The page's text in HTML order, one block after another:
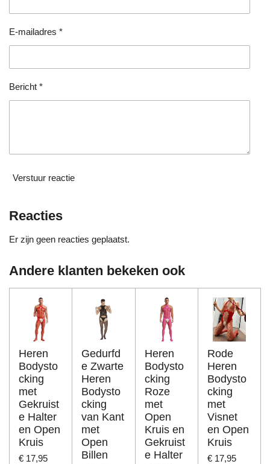
e
r
e
n
e
n
e
n
e e
E-mailadres *
Bericht *
Verstuur reactie
Reacties
Er zijn geen reacties geplaatst.
Andere klanten bekeken ook
Heren
Bodysto
cking
met
Gekruist
e Halter
en Open
Kruis
€ 17,95
Gedurfd
e Zwarte
Heren
Bodysto
cking
van Kant
met
Open
Billen
Heren
Bodysto
cking
Roze
met
Open
Kruis en
Gekruist
e Halter
Rode
Heren
Bodysto
cking
met
Visnet
en Open
Kruis
€ 17,95